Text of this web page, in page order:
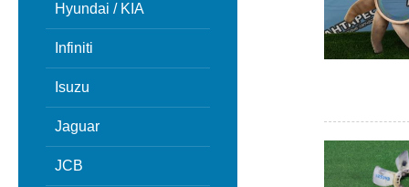
Hyundai / KIA
Infiniti
Isuzu
Jaguar
JCB